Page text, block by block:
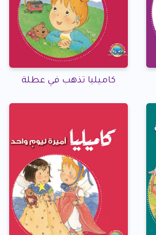
كاميليا تذهب في عطلة